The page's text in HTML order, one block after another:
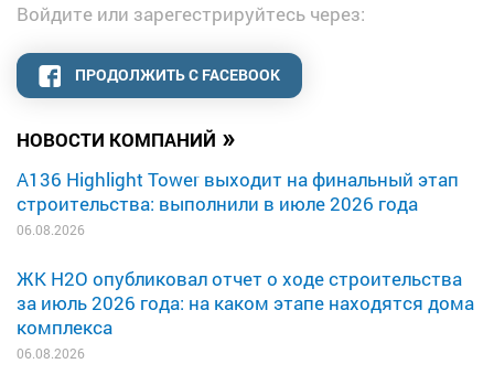
НОВОСТИ КОМПАНИЙ »
A136 Highlight Tower выходит на финальный этап
строительства: выполнили в июле 2026 года
06.08.2026
ЖК H2O опубликовал отчет о ходе строительства
за июль 2026 года: на каком этапе находятся дома
комплекса
06.08.2026
Войдите или зарегестрируйтесь через:
ПРОДОЛЖИТЬ С FACEBOOK